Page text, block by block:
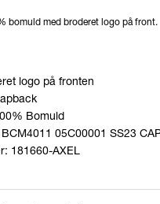
bomuld med broderet logo på front.
logo på fronten
Bomuld
BCM4011 05C00001 SS23
181660-AXEL